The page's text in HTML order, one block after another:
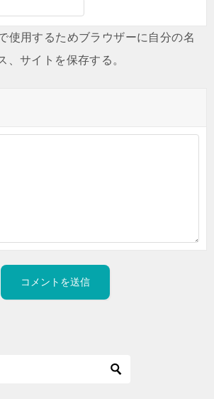
使用するためブラウザーに自分の名
、サイトを保存する。